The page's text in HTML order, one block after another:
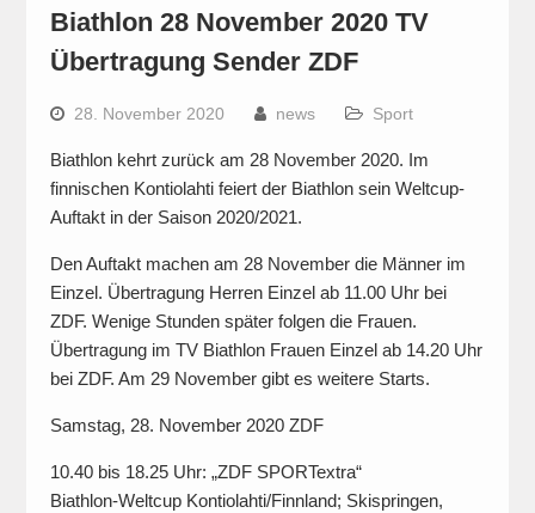
Biathlon 28 November 2020 TV
Übertragung Sender ZDF
28. November 2020 news Sport
Biathlon kehrt zurück am 28 November 2020. Im
finnischen Kontiolahti feiert der Biathlon sein Weltcup-
Auftakt in der Saison 2020/2021.
Den Auftakt machen am 28 November die Männer im
Einzel. Übertragung Herren Einzel ab 11.00 Uhr bei
ZDF. Wenige Stunden später folgen die Frauen.
Übertragung im TV Biathlon Frauen Einzel ab 14.20 Uhr
bei ZDF. Am 29 November gibt es weitere Starts.
Samstag, 28. November 2020 ZDF
10.40 bis 18.25 Uhr: „ZDF SPORTextra“
Biathlon-Weltcup Kontiolahti/Finnland; Skispringen,